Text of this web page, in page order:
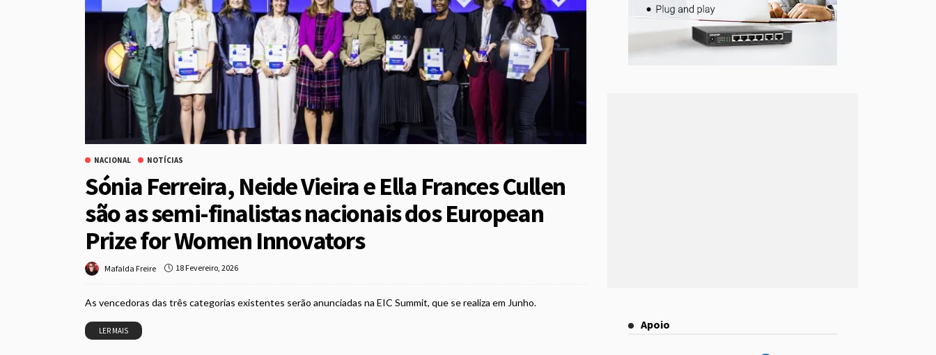
NACIONAL NOTÍCIAS
Sónia Ferreira, Neide Vieira e Ella Frances Cullen
são as semi-finalistas nacionais dos European
Prize for Women Innovators
Mafalda Freire 18 Fevereiro, 2026
As vencedoras das três categorias existentes serão anunciadas na EIC Summit, que se realiza em Junho.
LER MAIS Apoio